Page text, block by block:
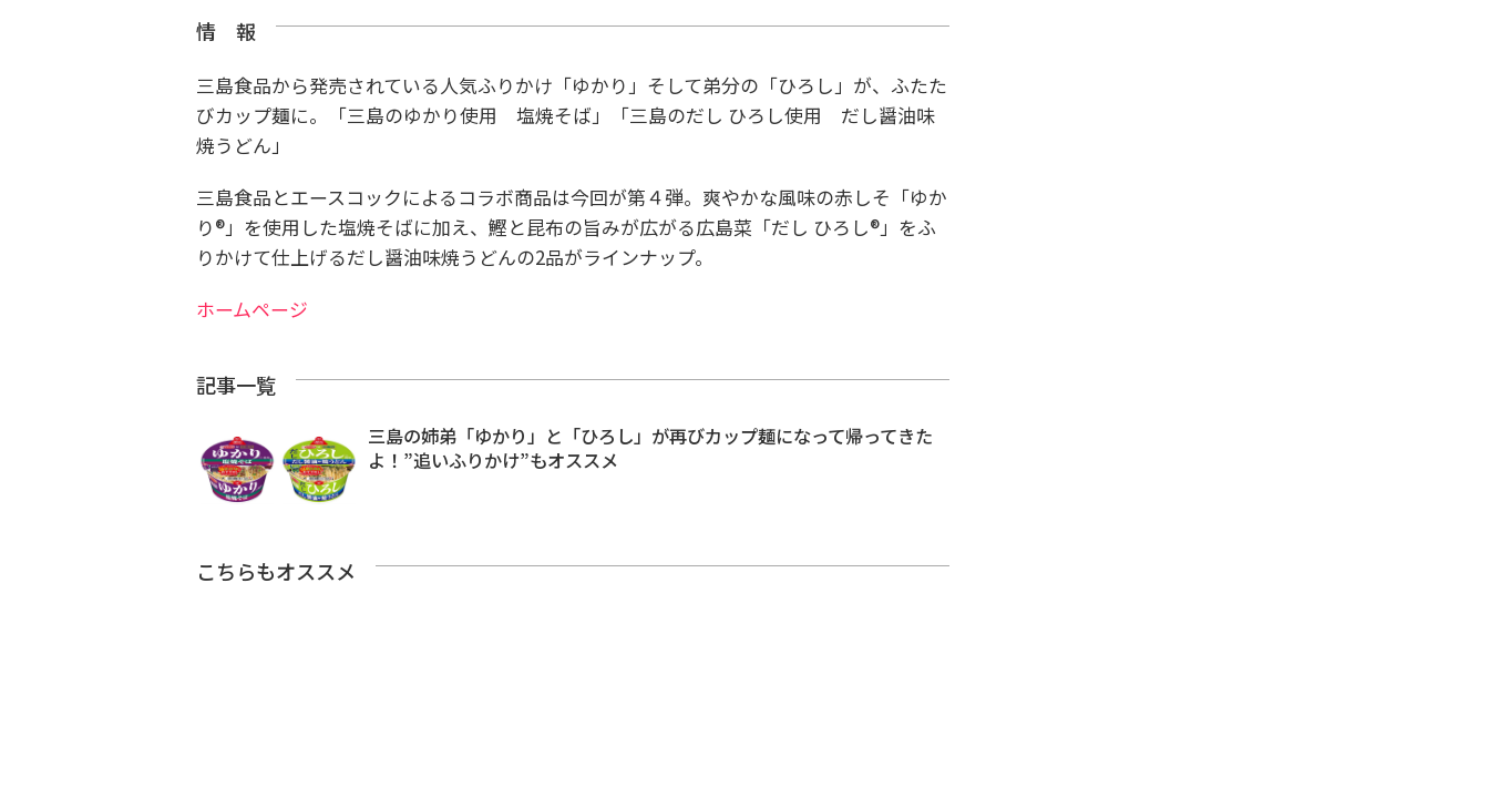
情 報
三島食品から発売されている人気ふりかけ「ゆかり」そして弟分の「ひろし」が、ふたた
びカップ麺に。「三島のゆかり使用 塩焼そば」「三島のだし ひろし使用 だし醤油味
焼うどん」
三島食品とエースコックによるコラボ商品は今回が第４弾。爽やかな風味の赤しそ「ゆか
り®」を使用した塩焼そばに加え、鰹と昆布の旨みが広がる広島菜「だし ひろし®」をふ
りかけて仕上げるだし醤油味焼うどんの2品がラインナップ。
ホームページ
記事一覧
三島の姉弟「ゆかり」と「ひろし」が再びカップ麺になって帰ってきた
よ！”追いふりかけ”もオススメ
こちらもオススメ